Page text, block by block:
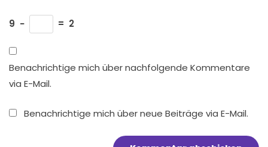
9 − = 2
Benachrichtige mich über nachfolgende Kommentare
via E-Mail.
Benachrichtige mich über neue Beiträge via E-Mail.